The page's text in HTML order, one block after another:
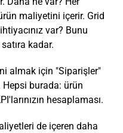
maliyetini içerir. Grid
var? Bunu
kadar.
almak için "Siparişler"
Hepsi burada: ürün
hesaplaması.
de içeren daha